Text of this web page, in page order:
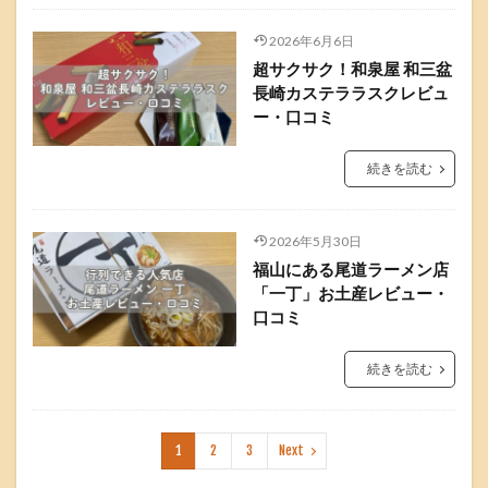
2026年6月6日
超サクサク！和泉屋 和三盆
長崎カステララスクレビュ
ー・口コミ
続きを読む
2026年5月30日
福山にある尾道ラーメン店
「一丁」お土産レビュー・
口コミ
続きを読む
1 2 3 Next